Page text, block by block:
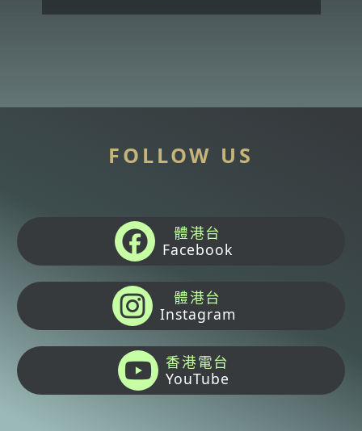
FOLLOW US
體港台
Facebook
體港台
Instagram
香港電台
YouTube